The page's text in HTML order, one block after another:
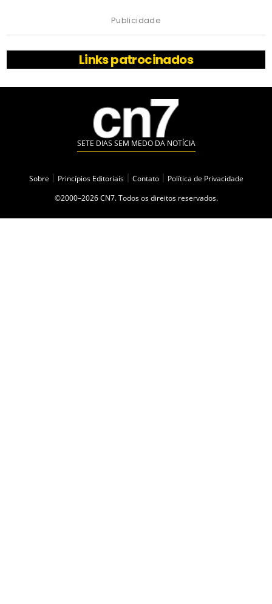
Publicidade
Links patrocinados
SETE DIAS SEM MEDO DA NOTÍCIA
Sobre Princípios Editoriais Contato
Política de Privacidade
©2000–2026 CN7. Todos os direitos reservados.